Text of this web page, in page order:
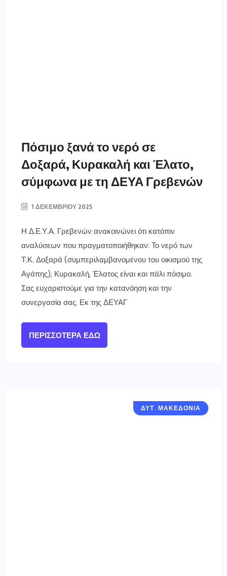
Πόσιμο ξανά το νερό σε
Δοξαρά, Κυρακαλή και Έλατο,
σύμφωνα με τη ΔΕΥΑ Γρεβενών
1 ΔΕΚΕΜΒΡΊΟΥ 2025
Η Δ.Ε.Υ.Α. Γρεβενών ανακοινώνει ότι κατόπιν
αναλύσεων που πραγματοποιήθηκαν: Το νερό των
Τ.Κ. Δοξαρά (συμπεριλαμβανομένου του οικισμού της
Αγάπης), Κυρακαλή, Έλατος είναι και πάλι πόσιμο.
Σας ευχαριστούμε για την κατανόηση και την
συνεργασία σας. Εκ της ΔΕΥΑΓ
ΠΕΡΙΣΣΌΤΕΡΑ ΕΔΏ
ΓΡΕΒΕΝΑ
ΔΥΤ. ΜΑΚΕΔΟΝΙΑ